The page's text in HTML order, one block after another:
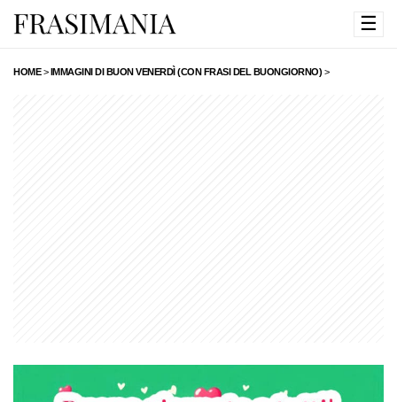
☰
HOME>IMMAGINI DI BUON VENERDÌ (CON FRASI DEL BUONGIORNO) >